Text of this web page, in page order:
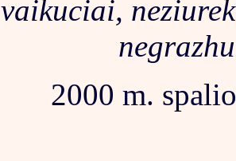
vaikuciai,
2000 m.